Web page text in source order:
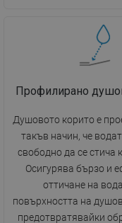
Профилирано
Душовото корито е
такъв начин, че
свободно да се стича
Осигурява бързо и
оттичане на
повърхността на
предотвратявайки